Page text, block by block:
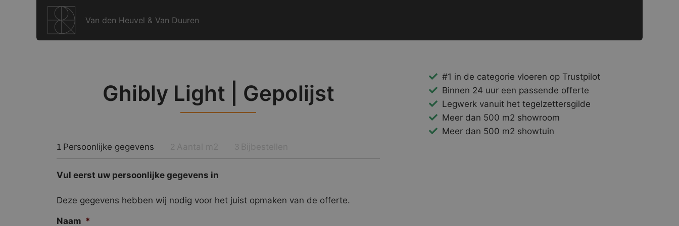
Van den Heuvel & Van Duuren
Ghibly Light | Gepolijst
1 Persoonlijke gegevens
Vul eerst uw persoonlijke gegevens in
Deze gegevens hebben wij nodig voor het juist opmaken van de offerte.
Naam *
#1 in de categorie vloeren op Trustpilot
Binnen 24 uur een passende offerte
Legwerk vanuit het tegelzettersgilde
Meer dan 500 m2 showroom
Meer dan 500 m2 showtuin